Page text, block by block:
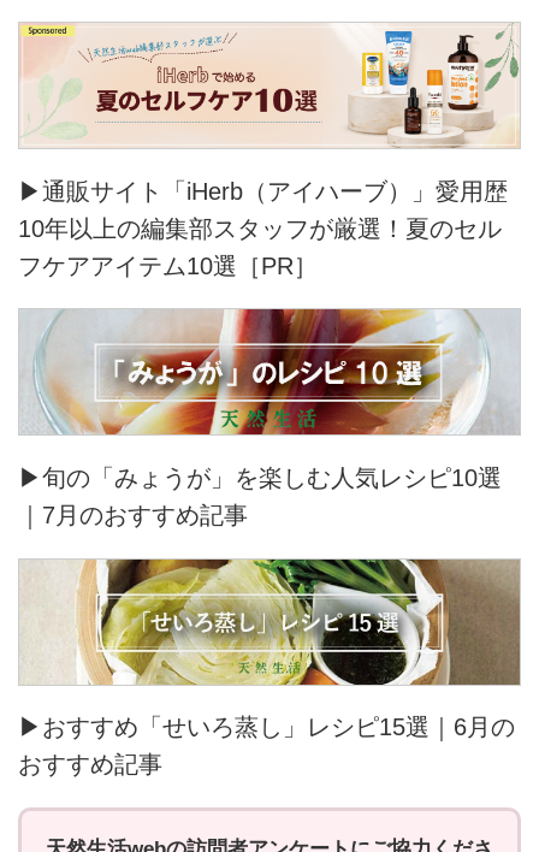
▶通販サイト「iHerb（アイハーブ）」愛用歴
10年以上の編集部スタッフが厳選！夏のセル
フケアアイテム10選［PR］
▶旬の「みょうが」を楽しむ人気レシピ10選
｜7月のおすすめ記事
▶おすすめ「せいろ蒸し」レシピ15選｜6月の
おすすめ記事